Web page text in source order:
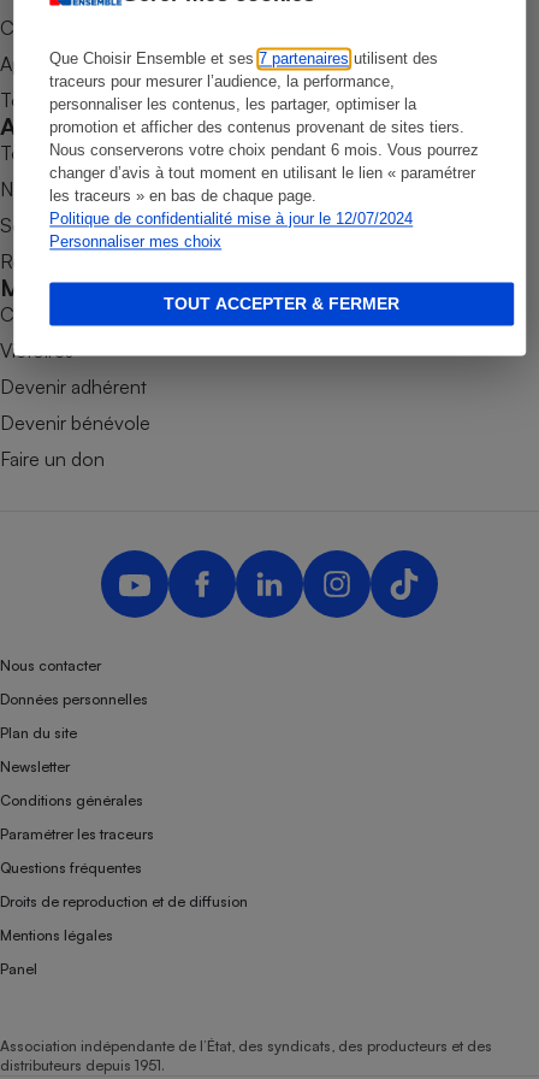
Que Choisir Ensemble et ses7 partenaires utilisent des
traceurs pour mesurer l’audience, la performance,
personnaliser les contenus, les partager, optimiser la
promotion et afficher des contenus provenant de sites tiers.
Nous conserverons votre choix pendant 6 mois. Vous pourrez
changer d’avis à tout moment en utilisant le lien « paramétrer
les traceurs » en bas de chaque page.
Politique de confidentialité mise à jour le 12/07/2024
Personnaliser mes choix
TOUT ACCEPTER & FERMER
Complément
alimentaire
Assurance emprunteur
Banque
Lave-linge
Plaque de cuisson à
induction
Téléviseur
Téléphone mobile -
Smartphone
Matelas
Mutuelle
Commander une parution
Appli Quel Produit
Tous nos tests de produits
Accompagner
Tous nos comparateurs
Nos services
Soumettre un litige
Rencontrer une association locale
Mobiliser
Combats
Victoires
Devenir adhérent
Devenir bénévole
Faire un don
Nous contacter
Données personnelles
Plan du site
Newsletter
Conditions générales
Paramétrer les traceurs
Questions fréquentes
Droits de reproduction et de diffusion
Mentions légales
Panel
Association indépendante de l’État, des syndicats, des producteurs et des
distributeurs depuis 1951.